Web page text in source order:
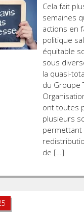
Cela fait
semaines
actions en
politique
équitable
sous
la quasi-
du Groupe
ont toutes
plusieurs
permettant
de […]